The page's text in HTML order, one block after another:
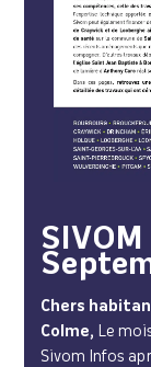
SIVOM
Chers
Colme, Le
Sivom Infos